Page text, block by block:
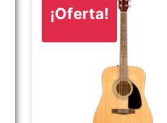
¡Oferta!